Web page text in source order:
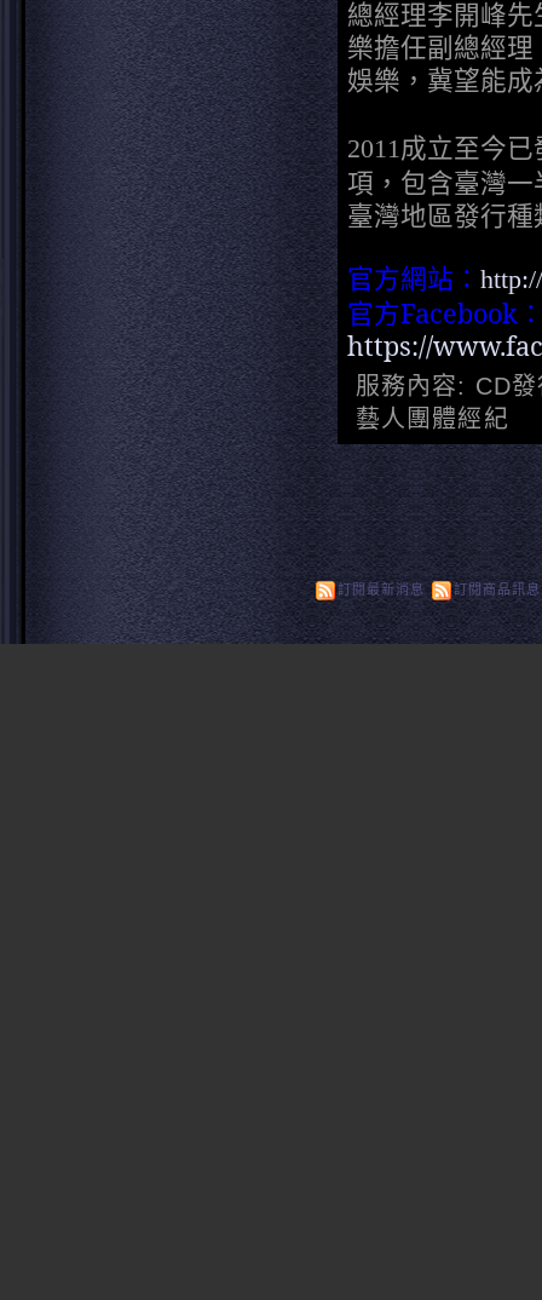
總經理李開峰先
樂擔任副總經理
娛樂，冀望能
2011成立至今
項，包含臺灣
臺灣地區發行
官方網站：
官方Facebook
https://
服務內容: CD
藝人團體經紀
訂閱最新消息 訂閱商品訊息